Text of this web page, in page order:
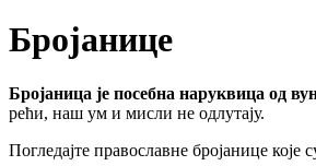
Бројанице
Бројаница је посебна наруквица од
рећи, наш ум и мисли не одлутају.
Погледајте православне бројанице